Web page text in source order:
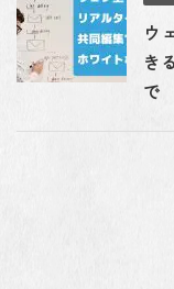
ウ
き
で